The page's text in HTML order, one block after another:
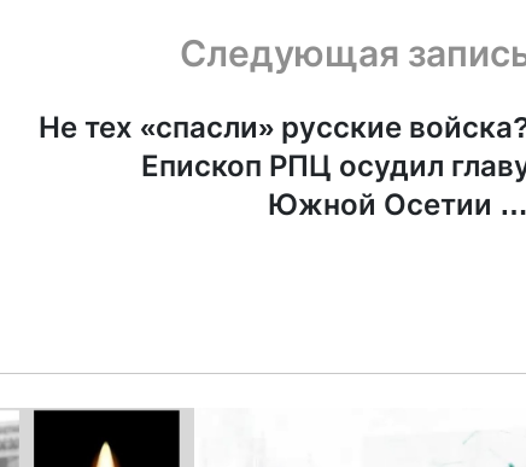
Следующая
Не тех «спасли» русские
Епископ РПЦ осудил
Южной Осетии за